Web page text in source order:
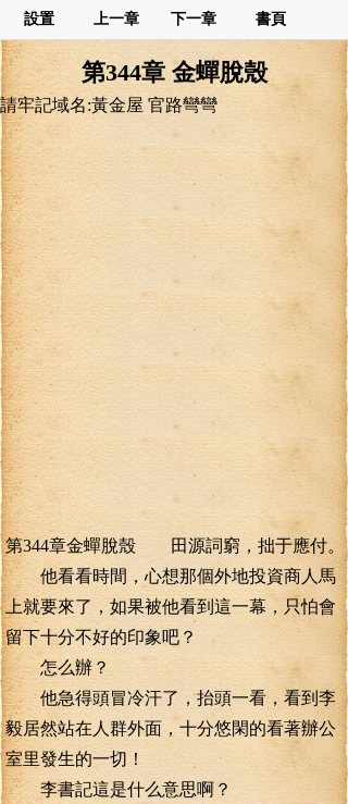
設置 上一章 下一章 書頁
第344章 金蟬脫殼
請牢記域名:黃金屋 官路彎彎
第344章金蟬脫殼 田源詞窮，拙于應付。
他看看時間，心想那個外地投資商人馬
上就要來了，如果被他看到這一幕，只怕會
留下十分不好的印象吧？
怎么辦？
他急得頭冒冷汗了，抬頭一看，看到李
毅居然站在人群外面，十分悠閑的看著辦公
室里發生的一切！
李書記這是什么意思啊？